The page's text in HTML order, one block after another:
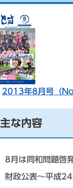
2013年8月号（
主な内容
8月は同和問題啓
財政公表～平成